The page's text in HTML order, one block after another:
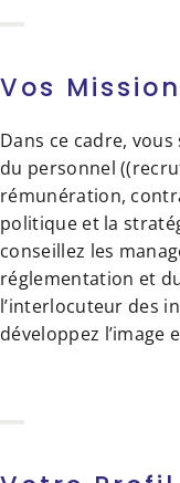
Vos
Dans ce cadre,
du personnel
rémunération,
politique et la
conseillez les
réglementation et
l’interlocuteur des
développez l’image